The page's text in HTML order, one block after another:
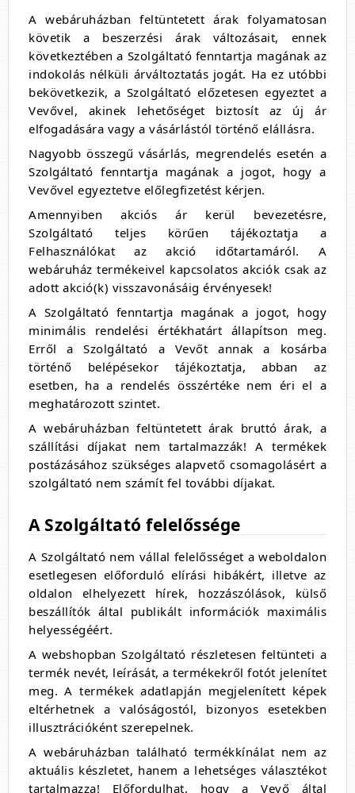
A webáruházban feltüntetett árak folyamatosan
követik a beszerzési árak változásait, ennek
következtében a Szolgáltató fenntartja magának az
indokolás nélküli árváltoztatás jogát. Ha ez utóbbi
bekövetkezik, a Szolgáltató előzetesen egyeztet a
Vevővel, akinek lehetőséget biztosít az új ár
elfogadására vagy a vásárlástól történő elállásra.
Nagyobb összegű vásárlás, megrendelés esetén a
Szolgáltató fenntartja magának a jogot, hogy a
Vevővel egyeztetve előlegfizetést kérjen.
Amennyiben akciós ár kerül bevezetésre,
Szolgáltató teljes körűen tájékoztatja a
Felhasználókat az akció időtartamáról. A
webáruház termékeivel kapcsolatos akciók csak az
adott akció(k) visszavonásáig érvényesek!
A Szolgáltató fenntartja magának a jogot, hogy
minimális rendelési értékhatárt állapítson meg.
Erről a Szolgáltató a Vevőt annak a kosárba
történő belépésekor tájékoztatja, abban az
esetben, ha a rendelés összértéke nem éri el a
meghatározott szintet.
A webáruházban feltüntetett árak bruttó árak, a
szállítási díjakat nem tartalmazzák! A termékek
postázásához szükséges alapvető csomagolásért a
szolgáltató nem számít fel további díjakat.
A Szolgáltató felelőssége
A Szolgáltató nem vállal felelősséget a weboldalon
esetlegesen előforduló elírási hibákért, illetve az
oldalon elhelyezett hírek, hozzászólások, külső
beszállítók által publikált információk maximális
helyességéért.
A webshopban Szolgáltató részletesen feltünteti a
termék nevét, leírását, a termékekről fotót jelenítet
meg. A termékek adatlapján megjelenített képek
eltérhetnek a valóságostól, bizonyos esetekben
illusztrációként szerepelnek.
A webáruházban található termékkínálat nem az
aktuális készletet, hanem a lehetséges választékot
tartalmazza! Előfordulhat, hogy a Vevő által